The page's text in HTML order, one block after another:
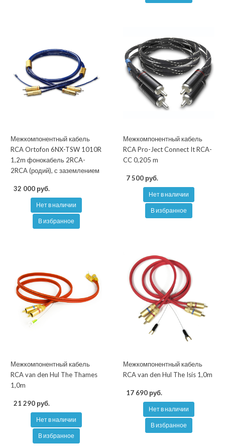
Межкомпонентный кабель
RCA Ortofon 6NX-TSW 1010R
1,2m фонокабель 2RCA-
2RCA (родий), с заземлением
32 000 руб.
Нет в наличии
В избранное
Межкомпонентный кабель
RCA Pro-Ject Connect It RCA-
CC 0,205 m
7 500 руб.
Нет в наличии
В избранное
Межкомпонентный кабель
RCA van den Hul The Thames
1,0m
21 290 руб.
Нет в наличии
В избранное
Межкомпонентный кабель
RCA van den Hul The Isis 1,0m
17 690 руб.
Нет в наличии
В избранное